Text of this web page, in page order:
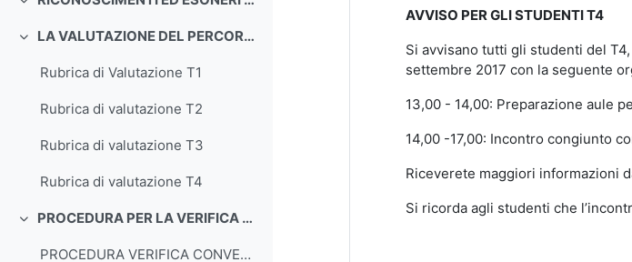
Minimizza
Minimizza LA VALUTAZIONE DEL PERCORSO DI TIROCINIO
Rubrica di Valutazione T1
Rubrica di valutazione T2
Rubrica di valutazione T3
Rubrica di valutazione T4
Minimizza PROCEDURA PER LA VERIFICA DEL CONVENZIONAMENTO DEGLI ISTITUTI SCOLASTICI
PROCEDURA VERIFICA CONVENZIONAMENTO
AVVISO PER GLI STUDENTI T4
Si avvisano tutti gli studenti del
settembre 2017 con la seguente
13,00 - 14,00: Preparazione aule
14,00 -17,00: Incontro congiunto
Riceverete maggiori informazioni
Si ricorda agli studenti che